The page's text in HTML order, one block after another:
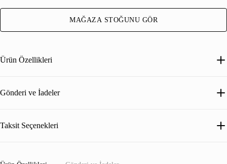
MAĞAZA STOĞUNU GÖR
Ürün Özellikleri
Gönderi ve İadeler
Taksit Seçenekleri